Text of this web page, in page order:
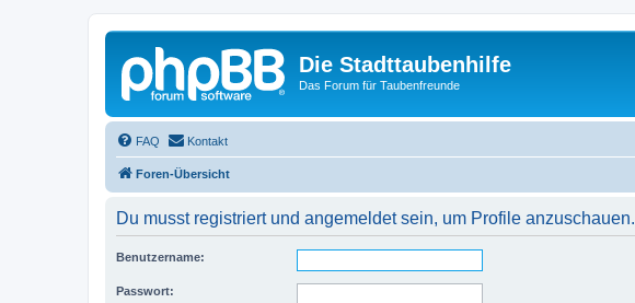
Die Stadttaubenhilfe
Das Forum für Taubenfreunde
FAQ Kontakt
Foren-Übersicht
Du musst registriert und angemeldet sein, um Profile anzuschauen.
Benutzername:
Passwort: